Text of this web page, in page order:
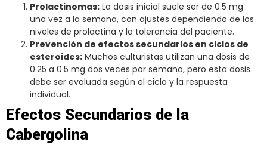
Prolactinomas: La dosis inicial suele ser de 0.5 mg
una vez a la semana, con ajustes dependiendo de los
niveles de prolactina y la tolerancia del paciente.
Prevención de efectos secundarios en ciclos de
esteroides: Muchos culturistas utilizan una dosis de
0.25 a 0.5 mg dos veces por semana, pero esta dosis
debe ser evaluada según el ciclo y la respuesta
individual.
Efectos Secundarios de la
Cabergolina